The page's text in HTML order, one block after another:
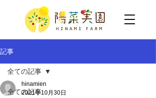
記事
全ての記事
全ての記事
hinamien
2021年10月30日